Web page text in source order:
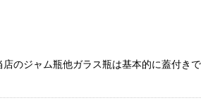
のジャム瓶他ガラス瓶は基本的に蓋付き